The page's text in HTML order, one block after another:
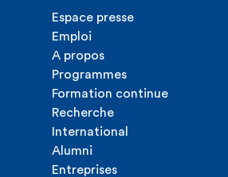
Espace presse
Emploi
A propos
Programmes
Formation continue
Recherche
International
Alumni
Entreprises